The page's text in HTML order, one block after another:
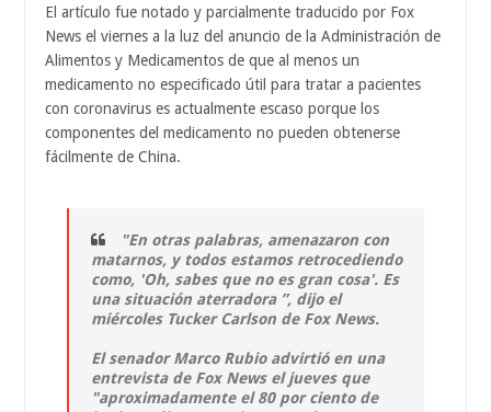
El artículo fue notado y parcialmente traducido por Fox
News el viernes a la luz del anuncio de la Administración de
Alimentos y Medicamentos de que al menos un
medicamento no especificado útil para tratar a pacientes
con coronavirus es actualmente escaso porque los
componentes del medicamento no pueden obtenerse
fácilmente de China.
"En otras palabras, amenazaron con
matarnos, y todos estamos retrocediendo
como, 'Oh, sabes que no es gran cosa'. Es
una situación aterradora ”, dijo el
miércoles Tucker Carlson de Fox News.
El senador Marco Rubio advirtió en una
entrevista de Fox News el jueves que
"aproximadamente el 80 por ciento de